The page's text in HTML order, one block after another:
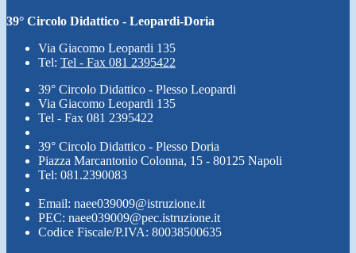
39° Circolo Didattico - Leopardi-Doria
Via Giacomo Leopardi 135
Tel: Tel - Fax 081 2395422
39° Circolo Didattico - Plesso Leopardi
Via Giacomo Leopardi 135
Tel - Fax 081 2395422
39° Circolo Didattico - Plesso Doria
Piazza Marcantonio Colonna, 15 - 80125 Napoli
Tel: 081.2390083
Email: naee039009@istruzione.it
PEC: naee039009@pec.istruzione.it
Codice Fiscale/P.IVA: 80038500635